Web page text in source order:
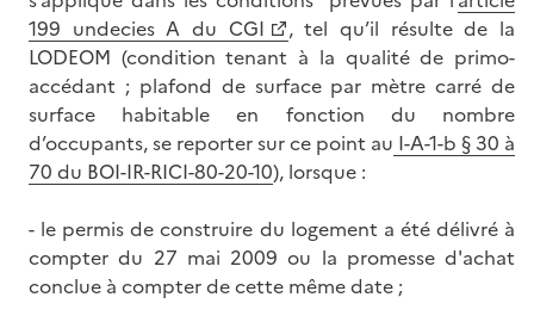
199 undecies A du CGI
, tel qu’il résulte de la
LODEOM (condition tenant à la qualité de primo-
accédant ; plafond de surface par mètre carré de
surface habitable en fonction du nombre
d’occupants, se reporter sur ce point au I-A-1-b § 30 à
70 du BOI-IR-RICI-80-20-10), lorsque :
- le permis de construire du logement a été délivré à
compter du 27 mai 2009 ou la promesse d'achat
conclue à compter de cette même date ;